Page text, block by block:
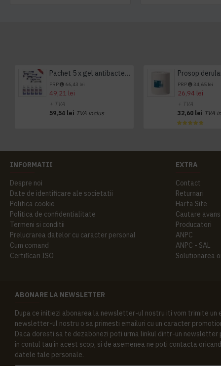
Pachet 5 x gel antibacterian 50ml si 3 x Servetele antibacteriene 48 buc Hygienium
PRP 66,43 lei
49,21 lei
+ TVA
59,54 lei TVA inclus
PRP 34,65 lei
26,94 lei
+ TVA
32,60 lei TVA
INFORMATII
Despre noi
Date de identificare ale societatii
Politica cookie
Politica de confidentialitate
Termeni si conditii
Prelucrarea datelor cu caracter personal
Cum comand
Certificari ISO
EXTRA
Contact
Returnari
Harta Site
Cautare
Producatori
ANPC
ANPC - SAL
Solutionarea
ABONARE LA NEWSLETTER
Dupa ce initiezi abonarea la newsletter-ul nostru iti vom trimite
newsletter-ul nostru o sa primesti emailuri cu un caracter
Daca doresti sa te dezabonezi poti urma linkul dintr-un
in contul tau in acest scop, si de asemenea ne poti contacta
datele tale personale.